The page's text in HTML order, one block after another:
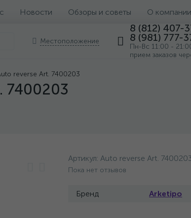
Новости Обзоры и советы О компании
Местоположение
8 (812) 407-
8 (981) 777-
Пн-Вс 11:00 -
прием заказов
reverse Art. 7400203
7400203
Артикул: Auto reverse Art.
Пока нет отзывов
Бренд Arketipo